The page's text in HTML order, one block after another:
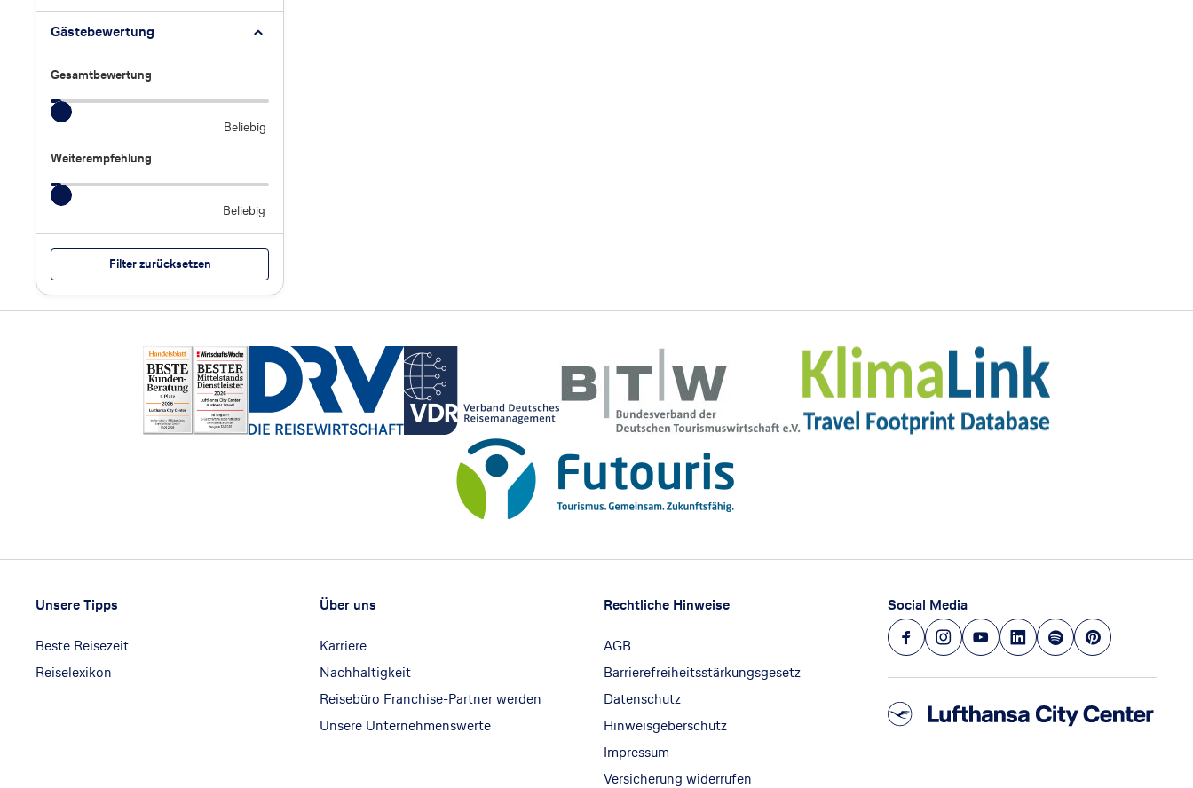
Gästebewertung
Gesamtbewertung
Gesamtbewertung
Beliebig
Weiterempfehlung
Weiterempfehlung
Beliebig
Filter zurücksetzen
Footer navigation
Unsere Tipps
Beste Reisezeit
Reiselexikon
Über uns
Karriere
Nachhaltigkeit
Reisebüro Franchise-Partner werden
Unsere Unternehmenswerte
Rechtliche Hinweise
AGB
Barrierefreiheitsstärkungsgesetz
Datenschutz
Hinweisgeberschutz
Impressum
Versicherung widerrufen
Social Media